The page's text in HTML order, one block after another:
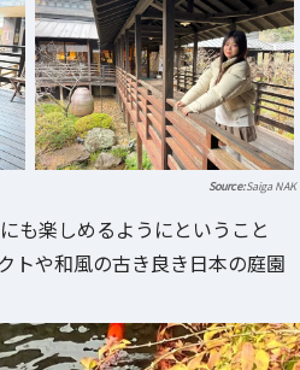
Saiga NAK
も楽しめるようにということ
トや和風の古き良き日本の庭園